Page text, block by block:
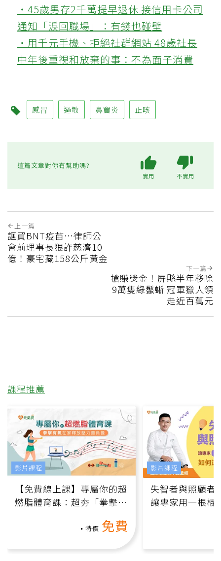
‧45歲男存2千萬提早退休 接信用卡公司
通知「淚回職場」：有錢也碰壁
‧用千元手機、拒絕社群網站 48歲社長
中年後重視和放棄的事：不為面子消費
感冒 過敏 鼻竇炎 止咳
這篇文章對你有幫助嗎?
實用 不實用
上一篇
誆買BNT疫苗…律師公
會前理事長狠詐慈濟10
億！豪宅藏158公斤黃金
下一篇
搶賺獎金！屏縣半年移除
9萬隻綠鬣蜥 冠軍獵人領
走近百萬元
課程推薦
【免費線上課】專屬你的超
燃脂體育課：超夯「拳擊有
特價 免費
影片課程
失智者與照顧者
讓專家用一根棍
影片課程